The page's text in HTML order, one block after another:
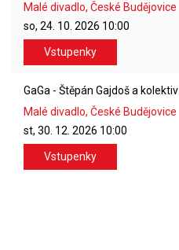
Malé divadlo, České Budějovice
so, 24. 10. 2026 10:00
Vstupenky
GaGa - Štěpán Gajdoš a kolektiv
Malé divadlo, České Budějovice
st, 30. 12. 2026 10:00
Vstupenky